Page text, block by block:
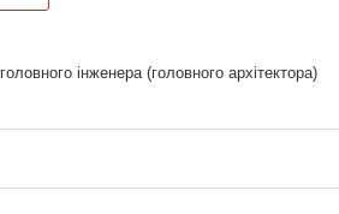
інженера (головного архітектора)